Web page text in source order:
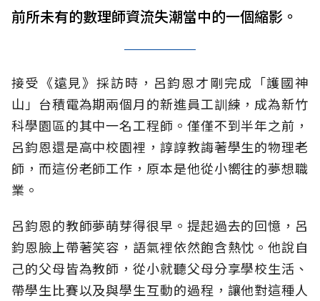
前所未有的數理師資流失潮當中的一個縮影。
接受《遠見》採訪時，呂鈞恩才剛完成「護國神
山」台積電為期兩個月的新進員工訓練，成為新竹
科學園區的其中一名工程師。僅僅不到半年之前，
呂鈞恩還是高中校園裡，諄諄教誨著學生的物理老
師，而這份老師工作，原本是他從小嚮往的夢想職
業。
呂鈞恩的教師夢萌芽得很早。提起過去的回憶，呂
鈞恩臉上帶著笑容，語氣裡依然飽含熱忱。他說自
己的父母皆為教師，從小就聽父母分享學校生活、
帶學生比賽以及與學生互動的過程，讓他對這種人